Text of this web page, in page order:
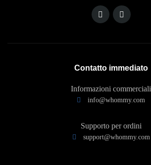
Contatto immediato
Informazioni commerciali
info@whommy.com
Supporto per ordini
support@whommy.com